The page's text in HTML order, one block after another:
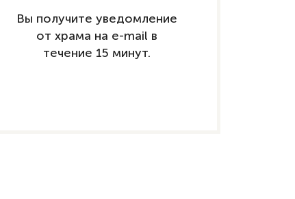
Вы получите уведомление
от храма на e-mail в
течение 15 минут.